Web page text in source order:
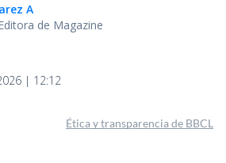
A
de Magazine
| 12:12
Ética y transparencia de BBCL